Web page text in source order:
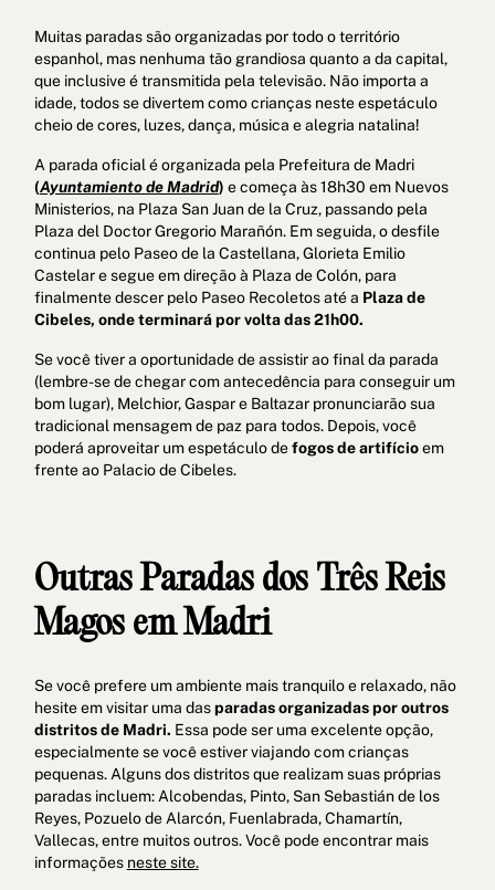
Muitas paradas são organizadas por todo o território
espanhol, mas nenhuma tão grandiosa quanto a da capital,
que inclusive é transmitida pela televisão. Não importa a
idade, todos se divertem como crianças neste espetáculo
cheio de cores, luzes, dança, música e alegria natalina!
A parada oficial é organizada pela Prefeitura de Madri
(Ayuntamiento de Madrid) e começa às 18h30 em Nuevos
Ministerios, na Plaza San Juan de la Cruz, passando pela
Plaza del Doctor Gregorio Marañón. Em seguida, o desfile
continua pelo Paseo de la Castellana, Glorieta Emilio
Castelar e segue em direção à Plaza de Colón, para
finalmente descer pelo Paseo Recoletos até a Plaza de
Cibeles, onde terminará por volta das 21h00.
Se você tiver a oportunidade de assistir ao final da parada
(lembre-se de chegar com antecedência para conseguir um
bom lugar), Melchior, Gaspar e Baltazar pronunciarão sua
tradicional mensagem de paz para todos. Depois, você
poderá aproveitar um espetáculo defogos de artifícioem
frente ao Palacio de Cibeles.
Outras Paradas dos Três Reis
Magos em Madri
Se você prefere um ambiente mais tranquilo e relaxado, não
hesite em visitar uma dasparadas organizadas por outros
distritos de Madri. Essa pode ser uma excelente opção,
especialmente se você estiver viajando com crianças
pequenas. Alguns dos distritos que realizam suas próprias
paradas incluem: Alcobendas, Pinto, San Sebastián de los
Reyes, Pozuelo de Alarcón, Fuenlabrada, Chamartín,
Vallecas, entre muitos outros. Você pode encontrar mais
informações neste site.